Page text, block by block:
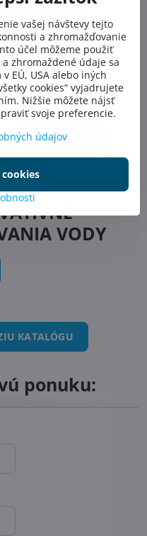
VODY
KATALÓGU
ponuku:
vašej návštevy tejto
a zhromažďovanie
účel môžeme použiť
zhromaždené údaje sa
EÚ, USA alebo iných
cookies“ vyjadrujete
Nižšie môžete nájsť
svoje preferencie.
údajov